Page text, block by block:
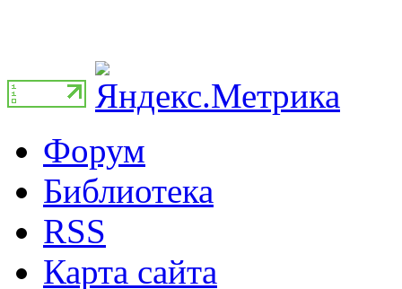
Форум
Библиотека
RSS
Карта сайта